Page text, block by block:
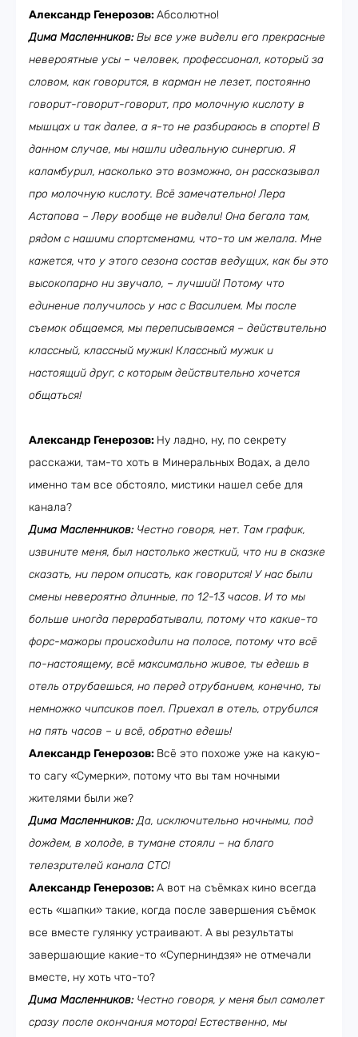
Александр Генерозов:Абсолютно!
Дима Масленников:Вы все уже видели его прекрасные
невероятные усы – человек, профессионал, который за
словом, как говорится, в карман не лезет, постоянно
говорит-говорит-говорит, про молочную кислоту в
мышцах и так далее, а я-то не разбираюсь в спорте! В
данном случае, мы нашли идеальную синергию. Я
каламбурил, насколько это возможно, он рассказывал
про молочную кислоту. Всё замечательно! Лера
Астапова – Леру вообще не видели! Она бегала там,
рядом с нашими спортсменами, что-то им желала. Мне
кажется, что у этого сезона состав ведущих, как бы это
высокопарно ни звучало, – лучший! Потому что
единение получилось у нас с Василием. Мы после
съемок общаемся, мы переписываемся – действительно
классный, классный мужик! Классный мужик и
настоящий друг, с которым действительно хочется
общаться!
Александр Генерозов: Ну ладно, ну, по секрету
расскажи, там-то хоть в Минеральных Водах, а дело
именно там все обстояло, мистики нашел себе для
канала?
Дима Масленников: Честно говоря, нет. Там график,
извините меня, был настолько жесткий, что ни в сказке
сказать, ни пером описать, как говорится! У нас были
смены невероятно длинные, по 12-13 часов. И то мы
больше иногда перерабатывали, потому что какие-то
форс-мажоры происходили на полосе, потому что всё
по-настоящему, всё максимально живое, ты едешь в
отель отрубаешься, но перед отрубанием, конечно, ты
немножко чипсиков поел. Приехал в отель, отрубился
на пять часов – и всё, обратно едешь!
Александр Генерозов: Всё это похоже уже на какую-
то сагу «Сумерки», потому что вы там ночными
жителями были же?
Дима Масленников:Да, исключительно ночными, под
дождем, в холоде, в тумане стояли – на благо
телезрителей канала СТС!
Александр Генерозов:А вот на съёмках кино всегда
есть «шапки» такие, когда после завершения съёмок
все вместе гулянку устраивают. А вы результаты
завершающие какие-то «Суперниндзя» не отмечали
вместе, ну хоть что-то?
Дима Масленников: Честно говоря, у меня был самолет
сразу после окончания мотора! Естественно, мы